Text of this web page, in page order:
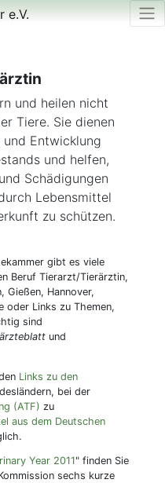
und heilen nicht
Tiere. Sie dienen
Entwicklung
und helfen,
Schädigungen
Lebensmittel
zu schützen.
gibt es viele
Beruf Tierarzt/Tierärztin,
Gießen, Hannover,
oder Links zu Themen,
sind
und
Links zu den
bei der
(ATF) zu
aus dem Deutschen
Year 2011" finden Sie
sechs kurze